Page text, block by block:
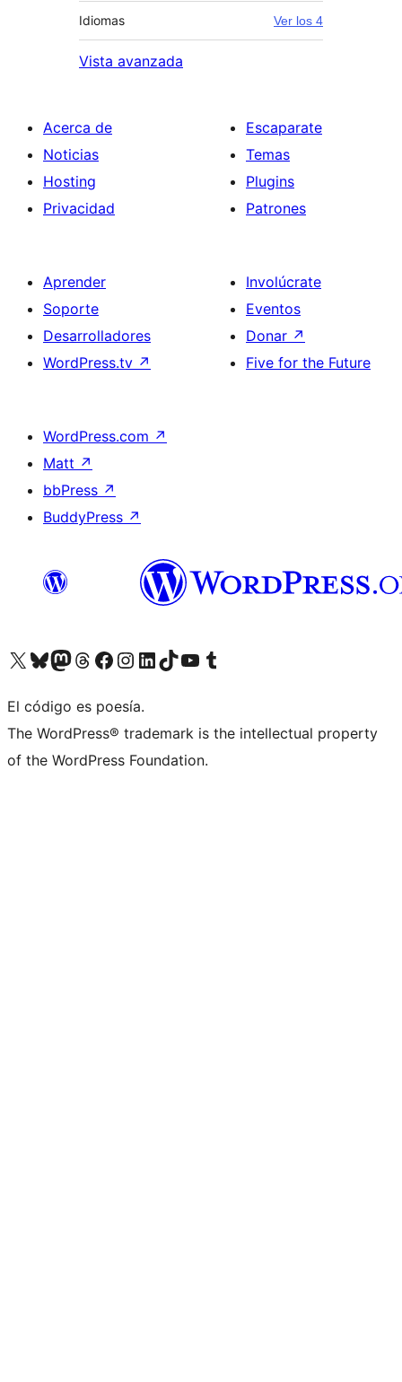
Idiomas Ver los 4
Vista avanzada
Acerca de
Noticias
Hosting
Privacidad
Escaparate
Temas
Plugins
Patrones
Aprender
Soporte
Desarrolladores
WordPress.tv ↗
Involúcrate
Eventos
Donar ↗
Five for the Future
WordPress.com ↗
Matt ↗
bbPress ↗
BuddyPress ↗
Visita nuestra cuenta de X (anteriormente Twitter)
Visita nuestra cuenta de Bluesky
Visita nuestra cuenta de Mastodon
Visita nuestra cuenta de Threads
Visita nuestra página de Facebook
Visita nuestra cuenta de Instagram
Visita nuestra cuenta de LinkedIn
Visita nuestra cuenta de TikTok
Visita nuestro canal de YouTube
Visita nuestra cuenta de Tumblr
El código es poesía.
The WordPress® trademark is the intellectual property
of the WordPress Foundation.